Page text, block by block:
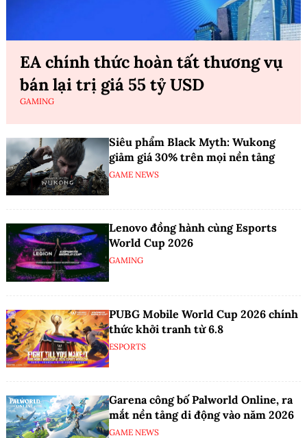
EA chính thức hoàn tất thương vụ
bán lại trị giá 55 tỷ USD
GAMING
Siêu phẩm Black Myth: Wukong
giảm giá 30% trên mọi nền tảng
GAME NEWS
Lenovo đồng hành cùng Esports
World Cup 2026
GAMING
PUBG Mobile World Cup 2026 chính
thức khởi tranh từ 6.8
ESPORTS
Garena công bố Palworld Online, ra
mắt nền tảng di động vào năm 2026
GAME NEWS